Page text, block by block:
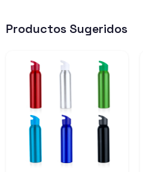
Productos Sugeridos